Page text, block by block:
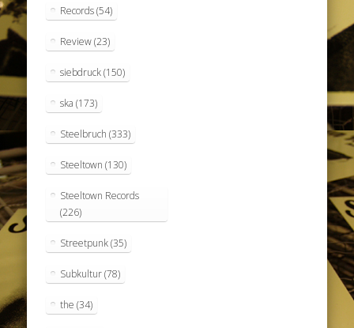
Records(54)
Review(23)
siebdruck(150)
ska (173)
Steelbruch (333)
Steeltown (130)
Steeltown Records
(226)
Streetpunk(35)
Subkultur(78)
the (34)